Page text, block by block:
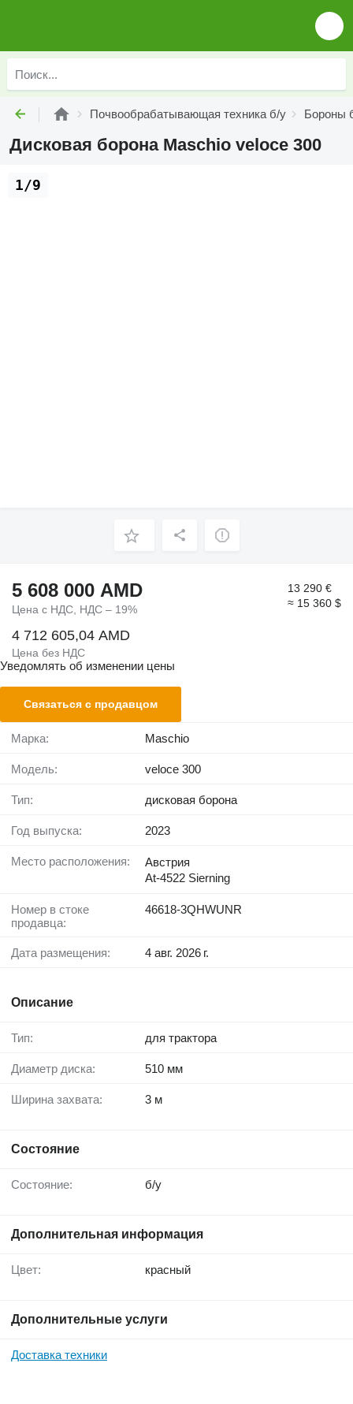
Почвообрабатывающая техника б/у Бороны
Дисковая борона Maschio veloce 300
1/9
5 608 000 AMD
Цена с НДС, НДС – 19%
13 290 €
≈ 15 360 $
4 712 605,04 AMD
Цена без НДС
Уведомлять об изменении цены
Связаться с продавцом
Марка: Maschio
Модель: veloce 300
Тип: дисковая борона
Год выпуска: 2023
Место расположения:
Австрия
At-4522 Sierning
Номер в стоке
продавца:
46618-3QHWUNR
Дата размещения: 4 авг. 2026 г.
Описание
Тип: для трактора
Диаметр диска: 510 мм
Ширина захвата: 3 м
Состояние
Состояние: б/у
Дополнительная информация
Цвет: красный
Дополнительные услуги
Доставка техники